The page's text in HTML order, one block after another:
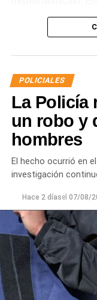
años manifestó
alcohólicas con el
denuncia penal ni
únicamente
para evitar que el
Ante la
efectivos, el
mayor gravedad.
POLICIALES
La Policía
un robo y
hombres
El hecho ocurrió en
investigación
Hace 2 díasel 07/08/